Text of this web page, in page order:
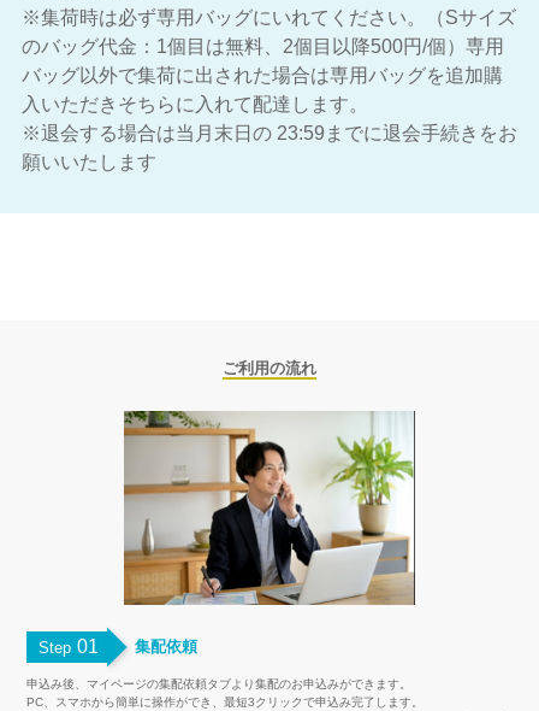
※集荷時は必ず専用バッグにいれてください。（Sサイズ
のバッグ代金：1個目は無料、2個目以降500円/個）専用
バッグ以外で集荷に出された場合は専用バッグを追加購
入いただきそちらに入れて配達します。
※退会する場合は当月末日の 23:59までに退会手続きをお
願いいたします
ご利用の流れ
Step 01 集配依頼
申込み後、マイページの集配依頼タブより集配のお申込みができます。
PC、スマホから簡単に操作ができ、最短3クリックで申込み完了します。